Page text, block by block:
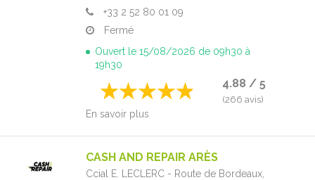
+33 2 52 80 01 09
Fermé
Ouvert le 15/08/2026 de 09h30 à
19h30
4.88 / 5
(266 avis)
En savoir plus
CASH AND REPAIR ARÈS
Ccial E. LECLERC - Route de Bordeaux,